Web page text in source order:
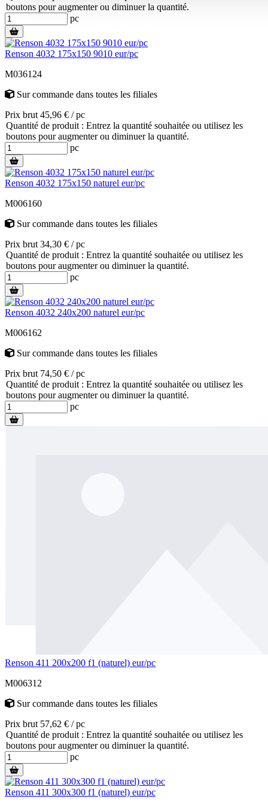
boutons pour augmenter ou diminuer la quantité.
pc
Renson 4032 175x150 9010 eur/pc
M036124
Sur commande dans toutes les filiales
Prix brut 45,96 € / pc
Quantité de produit : Entrez la quantité souhaitée ou utilisez les
boutons pour augmenter ou diminuer la quantité.
pc
Renson 4032 175x150 naturel eur/pc
M006160
Sur commande dans toutes les filiales
Prix brut 34,30 € / pc
Quantité de produit : Entrez la quantité souhaitée ou utilisez les
boutons pour augmenter ou diminuer la quantité.
pc
Renson 4032 240x200 naturel eur/pc
M006162
Sur commande dans toutes les filiales
Prix brut 74,50 € / pc
Quantité de produit : Entrez la quantité souhaitée ou utilisez les
boutons pour augmenter ou diminuer la quantité.
pc
Renson 411 200x200 f1 (naturel) eur/pc
M006312
Sur commande dans toutes les filiales
Prix brut 57,62 € / pc
Quantité de produit : Entrez la quantité souhaitée ou utilisez les
boutons pour augmenter ou diminuer la quantité.
pc
Renson 411 300x300 f1 (naturel) eur/pc